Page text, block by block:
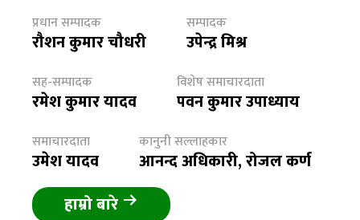
प्रधान सम्पादक
रौशन कुमार चौधरी
सम्पादक
उपेन्द्र मिश्र
सह-सम्पादक
रमेश कुमार यादव
विशेष समाचारदाता
पवन कुमार उपाध्याय
समाचारदाता
उमेश यादव
कानुनी सल्लाहकार
आनन्द अधिकारी, रोजल कर्ण
हाम्रो बारे